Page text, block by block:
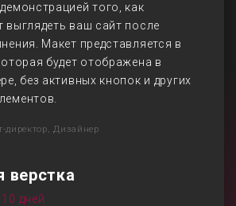
того, как
выглядеть ваш сайт после
Макет представляется в
будет отображена в
без активных кнопок и других
директор, Дизайнер
верстка
дней